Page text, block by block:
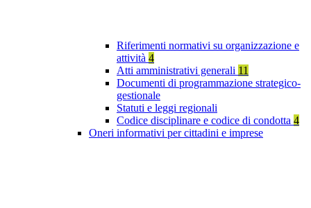
Riferimenti normativi su organizzazione e
attività 4
Atti amministrativi generali 11
Documenti di programmazione strategico-
gestionale
Statuti e leggi regionali
Codice disciplinare e codice di condotta 4
Oneri informativi per cittadini e imprese